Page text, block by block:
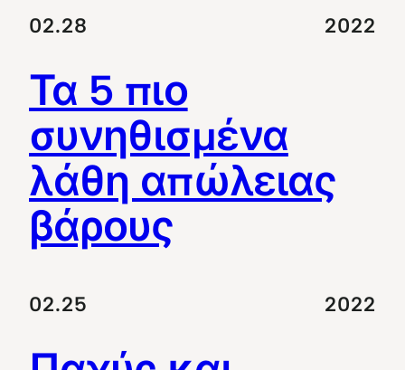
02.28 2022
Τα 5 πιο
συνηθισμένα
λάθη απώλειας
βάρους
02.25 2022